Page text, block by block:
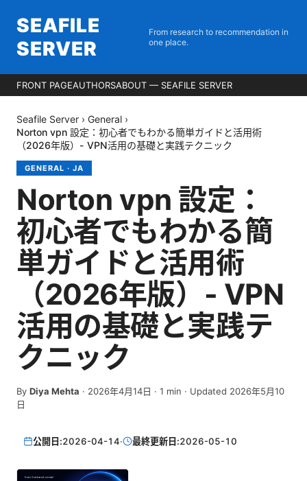
SEAFILE
SERVER
From research to recommendation in
one place.
FRONT PAGEAUTHORSABOUT — SEAFILE SERVER
Seafile Server › General ›
Norton vpn 設定：初心者でもわかる簡単ガイドと活用術
（2026年版）- VPN活用の基礎と実践テクニック
GENERAL · JA
Norton vpn 設定：
初心者でもわかる簡
単ガイドと活用術
（2026年版）- VPN
活用の基礎と実践テ
クニック
By Diya Mehta · 2026年4月14日 · 1 min · Updated 2026年5月10
日
公開日:2026-04-14· 最終更新日:2026-05-10